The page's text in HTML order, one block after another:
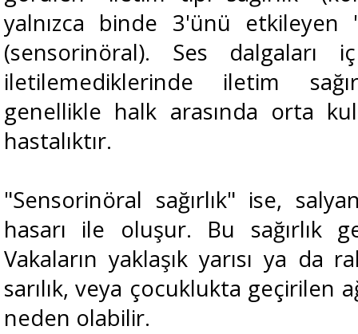
yalnızca binde 3'ünü etkileyen
(sensorinöral). Ses
iletilemediklerinde iletim
genellikle halk arasında orta
hastalıktır.
"Sensorinöral sağırlık" ise,
hasarı ile oluşur. Bu sağırlık
Vakaların yaklaşık yarısı ya da
sarılık, veya çocuklukta geçirilen
neden olabilir.